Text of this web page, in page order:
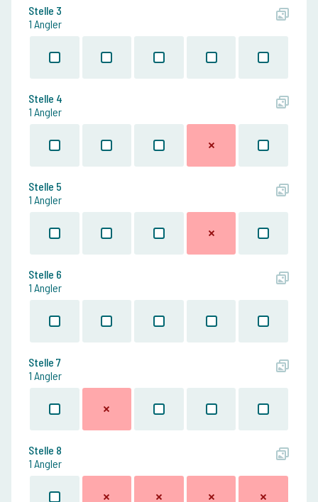
Stelle 3
1 Angler
Stelle 4
1 Angler
Stelle 5
1 Angler
Stelle 6
1 Angler
Stelle 7
1 Angler
Stelle 8
1 Angler